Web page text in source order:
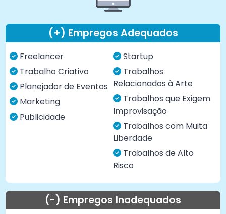
(+) Empregos Adequados
Freelancer
Trabalho Criativo
Planejador de Eventos
Marketing
Publicidade
Startup
Trabalhos
Relacionados à Arte
Trabalhos que Exigem
Improvisação
Trabalhos com Muita
Liberdade
Trabalhos de Alto
Risco
(-) Empregos Inadequados